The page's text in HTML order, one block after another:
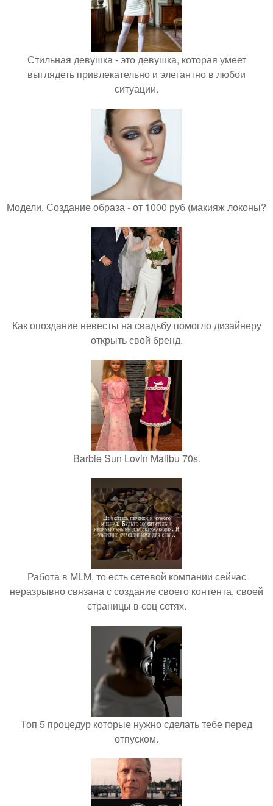
Стильная девушка - это девушка, которая умеет
выглядеть привлекательно и элегантно в любои
ситуации.
Модели. Создание образа - от 1000 руб (макияж локоны?
Как опоздание невесты на свадьбу помогло дизайнеру
открыть свой бренд.
Barbie Sun Lovin Malibu 70s.
Работа в MLM, то есть сетевой компании сейчас
неразрывно связана с создание своего контента, своей
страницы в соц сетях.
Топ 5 процедур которые нужно сделать тебе перед
отпуском.